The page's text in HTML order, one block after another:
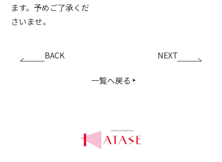
ます。予めご了承くだ
さいませ。
BACK
一覧へ戻る
NEXT